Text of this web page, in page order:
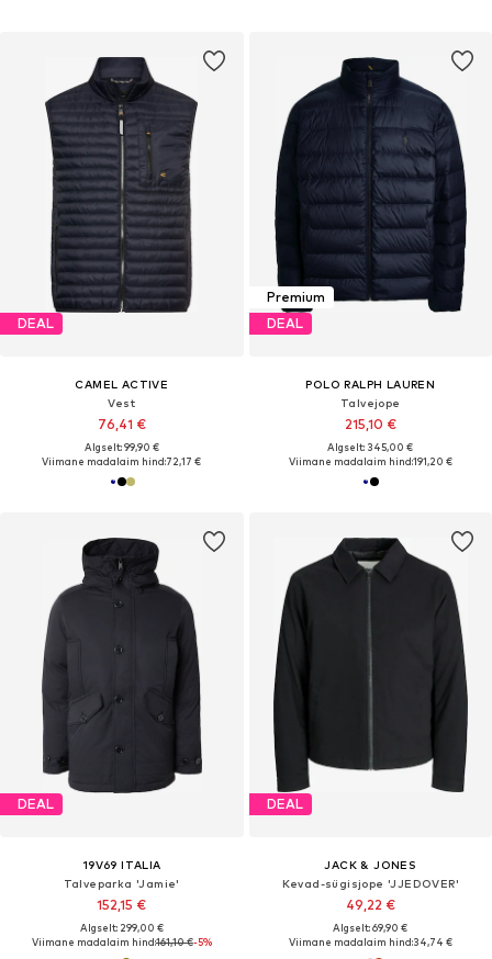
DEAL
CAMEL ACTIVE
Vest
76,41 €
Algselt: 99,90 €
Viimane madalaim hind:72,17 €
Premium
DEAL
POLO RALPH LAUREN
Talvejope
215,10 €
Algselt: 345,00 €
Viimane madalaim hind:191,20 €
DEAL
19V69 ITALIA
Talveparka 'Jamie'
152,15 €
Algselt: 299,00 €
Viimane madalaim hind:161,10 €-5%
DEAL
JACK & JONES
Kevad-sügisjope 'JJEDOVER'
49,22 €
Algselt: 69,90 €
Viimane madalaim hind:34,74 €